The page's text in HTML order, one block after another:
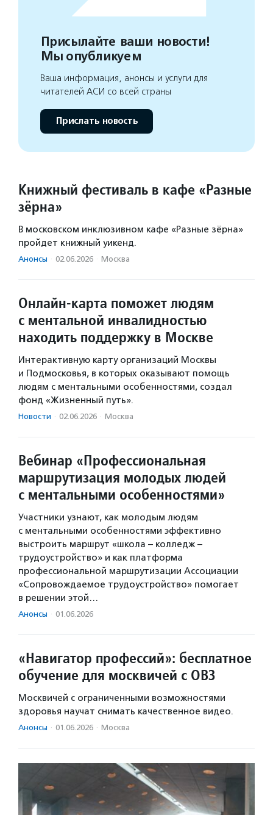
Присылайте ваши новости!
Мы опубликуем
Ваша информация, анонсы и услуги для
читателей АСИ со всей страны
Прислать новость
Книжный фестиваль в кафе «Разные
зёрна»
В московском инклюзивном кафе «Разные зёрна»
пройдет книжный уикенд.
Анонсы · 02.06.2026 · Москва
Онлайн-карта поможет людям
с ментальной инвалидностью
находить поддержку в Москве
Интерактивную карту организаций Москвы
и Подмосковья, в которых оказывают помощь
людям с ментальными особенностями, создал
фонд «Жизненный путь».
Новости · 02.06.2026 · Москва
Вебинар «Профессиональная
маршрутизация молодых людей
с ментальными особенностями»
Участники узнают, как молодым людям
с ментальными особенностями эффективно
выстроить маршрут «школа – колледж –
трудоустройство» и как платформа
профессиональной маршрутизации Ассоциации
«Сопровождаемое трудоустройство» помогает
в решении этой…
Анонсы · 01.06.2026
«Навигатор профессий»: бесплатное
обучение для москвичей с ОВЗ
Москвичей с ограниченными возможностями
здоровья научат снимать качественное видео.
Анонсы · 01.06.2026 · Москва